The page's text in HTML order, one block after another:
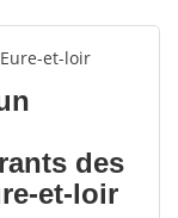
et-loir
des
et-loir